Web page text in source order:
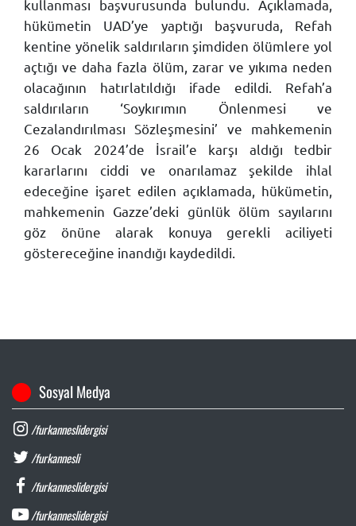
kullanması başvurusunda bulundu. Açıklamada,
hükümetin UAD’ye yaptığı başvuruda, Refah
kentine yönelik saldırıların şimdiden ölümlere yol
açtığı ve daha fazla ölüm, zarar ve yıkıma neden
olacağının hatırlatıldığı ifade edildi. Refah’a
saldırıların ‘Soykırımın Önlenmesi ve
Cezalandırılması Sözleşmesini’ ve mahkemenin
26 Ocak 2024’de İsrail’e karşı aldığı tedbir
kararlarını ciddi ve onarılamaz şekilde ihlal
edeceğine işaret edilen açıklamada, hükümetin,
mahkemenin Gazze’deki günlük ölüm sayılarını
göz önüne alarak konuya gerekli aciliyeti
göstereceğine inandığı kaydedildi.
Sosyal Medya
/furkanneslidergisi
/furkannesli
/furkanneslidergisi
/furkanneslidergisi